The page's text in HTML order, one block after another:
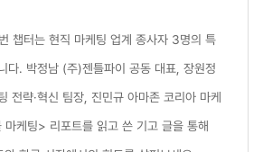
챕터는 현직 마케팅 업계 종사자 3명의 특
다. 박정남 (주)젠틀파이 공동 대표, 장원정
전략·혁신 팀장, 진민규 아마존 코리아 마케
마케팅> 리포트를 읽고 쓴 기고 글을 통해